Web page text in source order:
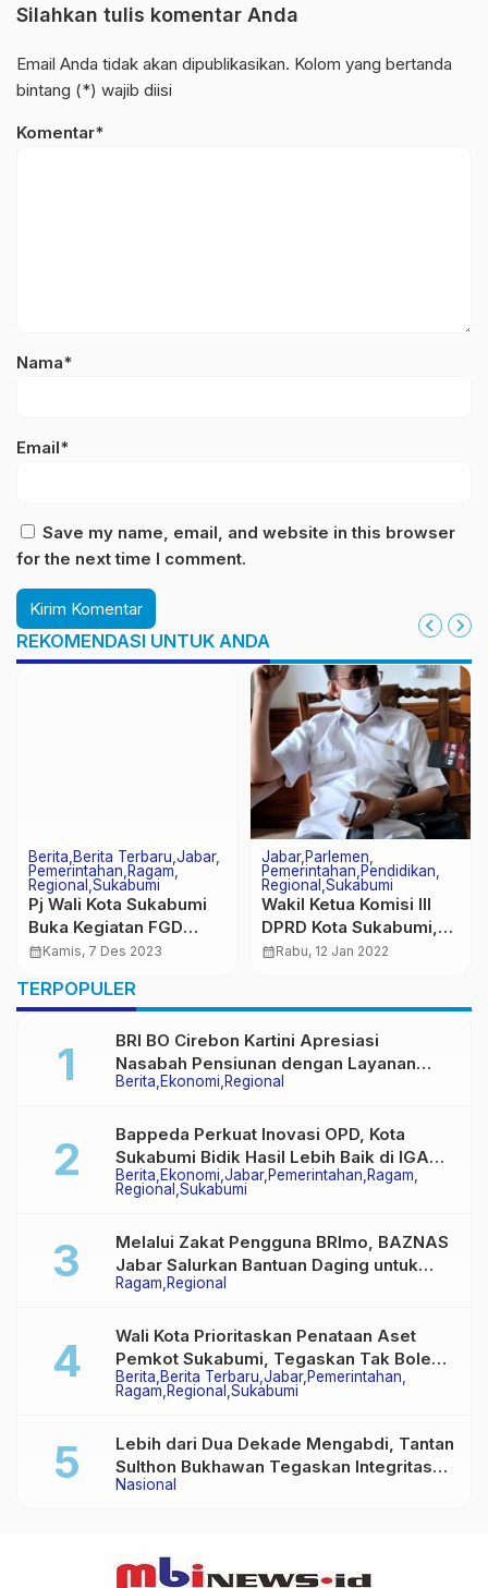
Silahkan tulis komentar Anda
Email Anda tidak akan dipublikasikan. Kolom yang bertanda
bintang (*) wajib diisi
Komentar*
Nama*
Email*
Save my name, email, and website in this browser
for the next time I comment.
REKOMENDASI UNTUK ANDA
Berita Berita Terbaru Jabar
Pemerintahan Ragam
Regional Sukabumi
Pj Wali Kota Sukabumi
Buka Kegiatan FGD
RPJPD 2025-2045
calendar_monthKamis, 7 Des 2023
Jabar Parlemen
Pemerintahan Pendidikan
Regional Sukabumi
Wakil Ketua Komisi III
DPRD Kota Sukabumi,
Soroti Rencana PTM
calendar_monthRabu, 12 Jan 2022
TERPOPULER
Berita Ekonomi Regional
BRI BO Cirebon Kartini Apresiasi
Nasabah Pensiunan dengan Layanan
Terpadu, Literasi Keuangan hingga
Berita Ekonomi Jabar Pemerintahan Ragam
Regional Sukabumi
Bappeda Perkuat Inovasi OPD, Kota
Sukabumi Bidik Hasil Lebih Baik di IGA
2026
Ragam Regional
Melalui Zakat Pengguna BRImo, BAZNAS
Jabar Salurkan Bantuan Daging untuk
Masyarakat Desa Ciririp
Berita Berita Terbaru Jabar Pemerintahan
Ragam Regional Sukabumi
Wali Kota Prioritaskan Penataan Aset
Pemkot Sukabumi, Tegaskan Tak Boleh
Ada Lagi Sengketa Lahan
Nasional
Lebih dari Dua Dekade Mengabdi, Tantan
Sulthon Bukhawan Tegaskan Integritas
Adalah Harga Mati Wartawan